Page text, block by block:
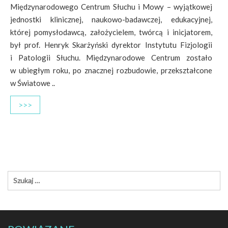
Międzynarodowego Centrum Słuchu i Mowy – wyjątkowej
jednostki klinicznej, naukowo-badawczej, edukacyjnej,
której pomysłodawcą, założycielem, twórcą i inicjatorem,
był prof. Henryk Skarżyński dyrektor Instytutu Fizjologii
i Patologii Słuchu. Międzynarodowe Centrum zostało
w ubiegłym roku, po znacznej rozbudowie, przekształcone
w Światowe ..
>>>